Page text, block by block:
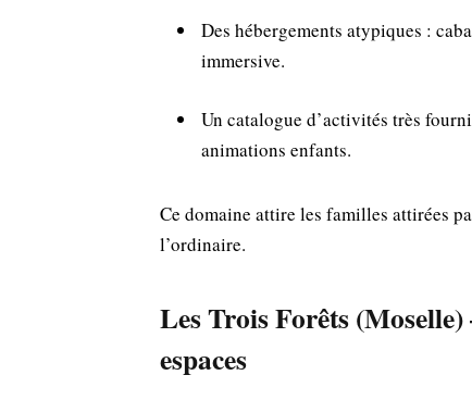
Des hébergements atypiques :
immersive.
Un catalogue d’activités très
animations enfants.
Ce domaine attire les familles attirées
l’ordinaire.
Les Trois Forêts
espaces